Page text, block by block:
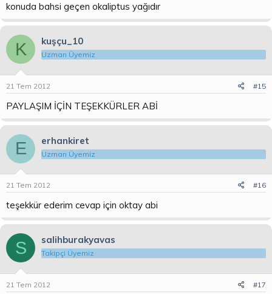
konuda bahsi geçen okaliptus yağıdır
K kuşçu_10
Uzman Üyemiz
21 Tem 2012 #15
PAYLAŞIM İÇİN TEŞEKKÜRLER ABİ
E erhankiret
Uzman Üyemiz
21 Tem 2012 #16
teşekkür ederim cevap için oktay abi
S salihburakyavas
Takipçi Üyemiz
21 Tem 2012 #17